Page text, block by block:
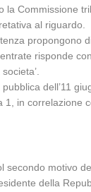
la Commissione
al riguardo.
propongono
entrate risponde
pubblica dell’11
1, in correlazione
secondo motivo
della